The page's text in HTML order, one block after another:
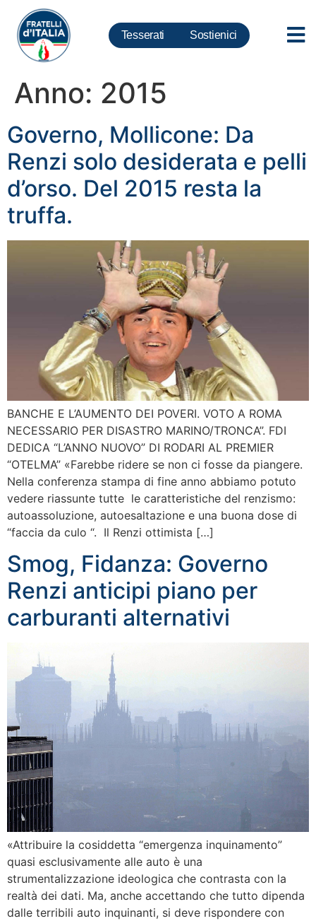
Tesserati Sostienici
Anno: 2015
Governo, Mollicone: Da
Renzi solo desiderata e pelli
d’orso. Del 2015 resta la
truffa.
BANCHE E L’AUMENTO DEI POVERI. VOTO A ROMA
NECESSARIO PER DISASTRO MARINO/TRONCA”. FDI
DEDICA “L’ANNO NUOVO” DI RODARI AL PREMIER
“OTELMA” «Farebbe ridere se non ci fosse da piangere.
Nella conferenza stampa di fine anno abbiamo potuto
vedere riassunte tutte le caratteristiche del renzismo:
autoassoluzione, autoesaltazione e una buona dose di
“faccia da culo “. Il Renzi ottimista […]
Smog, Fidanza: Governo
Renzi anticipi piano per
carburanti alternativi
«Attribuire la cosiddetta “emergenza inquinamento”
quasi esclusivamente alle auto è una
strumentalizzazione ideologica che contrasta con la
realtà dei dati. Ma, anche accettando che tutto dipenda
dalle terribili auto inquinanti, si deve rispondere con